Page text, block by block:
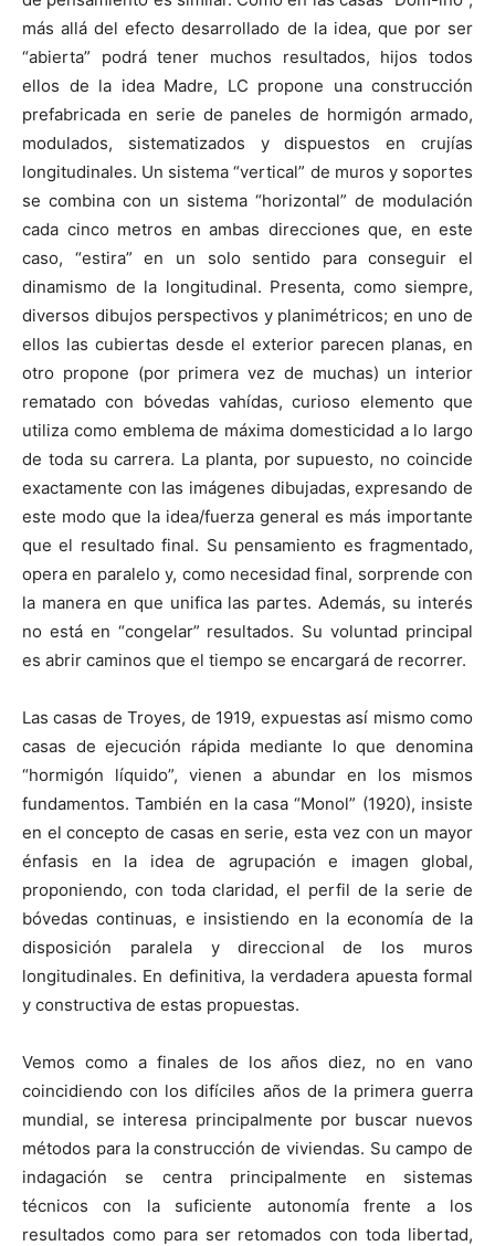
más allá del efecto desarrollado de la idea, que por ser
“abierta” podrá tener muchos resultados, hijos todos
ellos de la idea Madre, LC propone una construcción
prefabricada en serie de paneles de hormigón armado,
modulados, sistematizados y dispuestos en crujías
longitudinales. Un sistema “vertical” de muros y soportes
se combina con un sistema “horizontal” de modulación
cada cinco metros en ambas direcciones que, en este
caso, “estira” en un solo sentido para conseguir el
dinamismo de la longitudinal. Presenta, como siempre,
diversos dibujos perspectivos y planimétricos; en uno de
ellos las cubiertas desde el exterior parecen planas, en
otro propone (por primera vez de muchas) un interior
rematado con bóvedas vahídas, curioso elemento que
utiliza como emblema de máxima domesticidad a lo largo
de toda su carrera. La planta, por supuesto, no coincide
exactamente con las imágenes dibujadas, expresando de
este modo que la idea/fuerza general es más importante
que el resultado final. Su pensamiento es fragmentado,
opera en paralelo y, como necesidad final, sorprende con
la manera en que unifica las partes. Además, su interés
no está en “congelar” resultados. Su voluntad principal
es abrir caminos que el tiempo se encargará de recorrer.
Las casas de Troyes, de 1919, expuestas así mismo como
casas de ejecución rápida mediante lo que denomina
“hormigón líquido”, vienen a abundar en los mismos
fundamentos. También en la casa “Monol” (1920), insiste
en el concepto de casas en serie, esta vez con un mayor
énfasis en la idea de agrupación e imagen global,
proponiendo, con toda claridad, el perfil de la serie de
bóvedas continuas, e insistiendo en la economía de la
disposición paralela y direccional de los muros
longitudinales. En definitiva, la verdadera apuesta formal
y constructiva de estas propuestas.
Vemos como a finales de los años diez, no en vano
coincidiendo con los difíciles años de la primera guerra
mundial, se interesa principalmente por buscar nuevos
métodos para la construcción de viviendas. Su campo de
indagación se centra principalmente en sistemas
técnicos con la suficiente autonomía frente a los
resultados como para ser retomados con toda libertad,